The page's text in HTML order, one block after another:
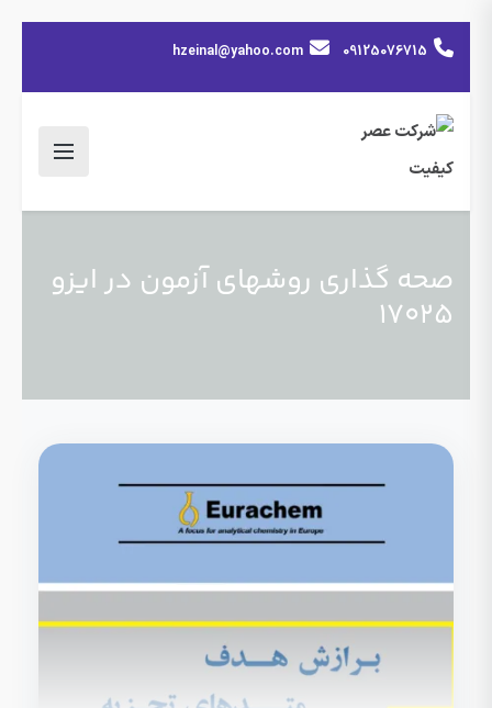
09125076715
hzeinal@yahoo.com
صحه گذاری روشهای آزمون در ایزو
17025